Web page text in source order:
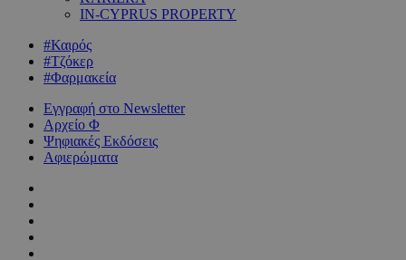
IN-CYPRUS PROPERTY
#Καιρός
#Τζόκερ
#Φαρμακεία
Εγγραφή στο Newsletter
Αρχείο Φ
Ψηφιακές Εκδόσεις
Αφιερώματα